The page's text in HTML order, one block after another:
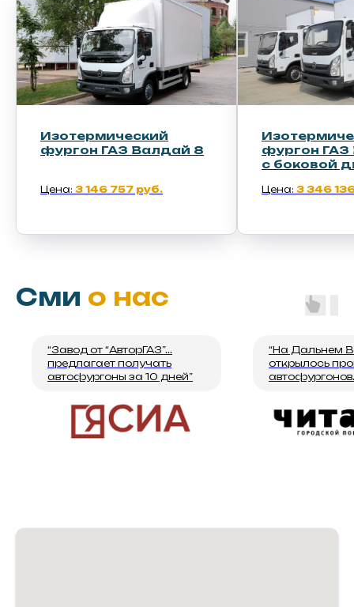
Изотермический
фургон ГАЗ Валдай 8
Цена: 3 346 136 руб.
фургон ГАЗ
Цена: 5 389
Сми о нас
“Завод от “АвторГАЗ”...
предлагает получать
автофургоны за 10 дней”
“На Дальнем
открылось